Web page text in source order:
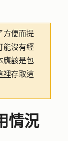
方便而提
能沒有經
應該是包
裡存取這
情況